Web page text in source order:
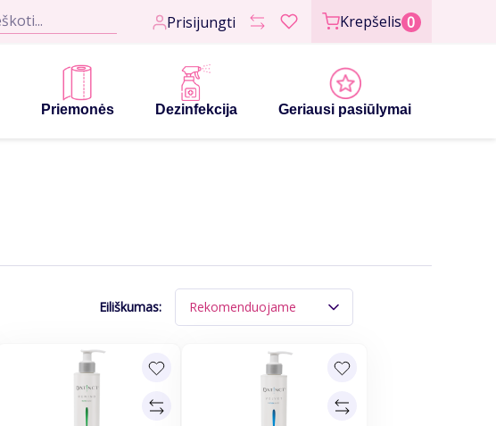
Prisijungti Krepšelis 0
Priemonės Dezinfekcija Geriausi pasiūlymai
Eiliškumas: Rekomenduojame